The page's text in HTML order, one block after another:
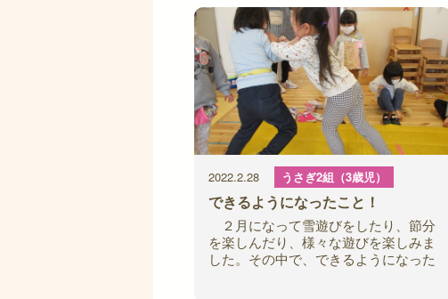
2022.2.28 うさぎ2組（3歳児）
できるようになったこと！
２月になって雪遊びをしたり、節分
を楽しんだり、様々な遊びを楽しみま
した。その中で、できるようになった